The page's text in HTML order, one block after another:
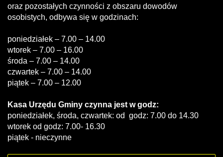
oraz pozostałych czynności z obszaru dowodów
osobistych, odbywa się w godzinach:
poniedziałek – 7.00 – 14.00
wtorek – 7.00 – 16.00
środa – 7.00 – 14.00
czwartek – 7.00 – 14.00
piątek – 7.00 – 12.00
Kasa Urzędu Gminy czynna jest w godz:
poniedziałek, środa, czwartek: od godz: 7.00 do 14.30
wtorek od godz: 7.00- 16.30
piątek - nieczynne